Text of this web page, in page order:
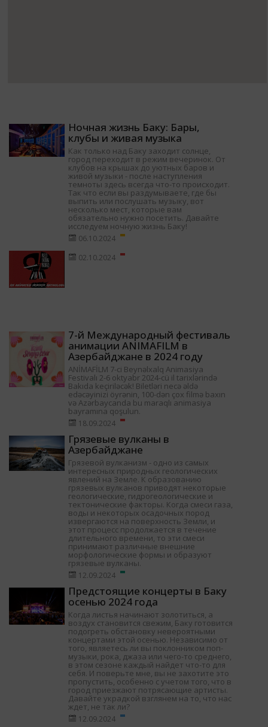
Ночная жизнь Баку: Бары,
клубы и живая музыка
Как только над Баку заходит солнце,
город переходит в режим вечеринок. От
клубов на крышах до уютных баров и
живой музыки - после наступления
темноты здесь всегда что-то происходит.
Так что если вы раздумываете, где бы
выпить или послушать музыку, вот
несколько мест, которые вам
обязательно нужно посетить. Давайте
исследуем ночную жизнь Баку!
06.10.2024
02.10.2024
7-й Международный фестиваль
анимации ANIMAFILM в
Азербайджане в 2024 году
ANİMAFİLM 7-ci Beynəlxalq Animasiya
Festivalı 2-6 oktyabr 2024-cü il tarixlərində
Bakıda keçiriləcək! Biletləri necə əldə
edəcəyinizi öyrənin, 100-dən çox filmə baxın
və Azərbaycanda bu maraqlı animasiya
bayramına qoşulun.
18.09.2024
Грязевые вулканы в
Азербайджане
Грязевой вулканизм - одно из самых
интересных природных геологических
явлений на Земле. К образованию
грязевых вулканов приводят некоторые
геологические, гидрогеологические и
тектонические факторы. Когда смеси газа,
воды и некоторых осадочных пород
извергаются на поверхность Земли, и
этот процесс продолжается в течение
длительного времени, то эти смеси
принимают различные внешние
морфологические формы и образуют
грязевые вулканы.
12.09.2024
Предстоящие концерты в Баку
осенью 2024 года
Когда листья начинают золотиться, а
воздух становится свежим, Баку готовится
подогреть обстановку невероятными
концертами этой осенью. Независимо от
того, являетесь ли вы поклонником поп-
музыки, рока, джаза или чего-то среднего,
в этом сезоне каждый найдет что-то для
себя. И поверьте мне, вы не захотите это
пропустить, особенно с учетом того, что в
город приезжают потрясающие артисты.
Давайте украдкой взглянем на то, что нас
ждет, не так ли?
12.09.2024